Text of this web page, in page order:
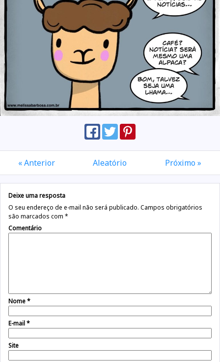
« Anterior Aleatório Próximo »
Deixe uma resposta
O seu endereço de e-mail não será publicado. Campos obrigatórios
são marcados com *
Comentário
Nome*
E-mail*
Site